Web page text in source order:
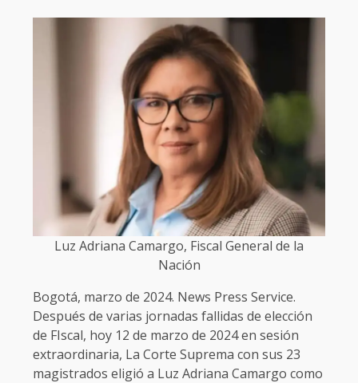
Luz Adriana Camargo, Fiscal General de la
Nación
Bogotá, marzo de 2024. News Press Service.
Después de varias jornadas fallidas de elección
de FIscal, hoy 12 de marzo de 2024 en sesión
extraordinaria, La Corte Suprema con sus 23
magistrados eligió a Luz Adriana Camargo como